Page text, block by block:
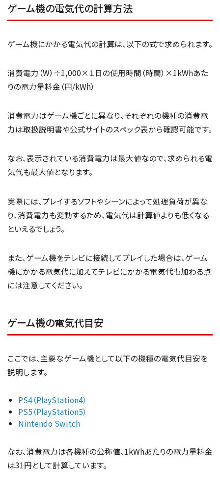
ゲーム機の電気代の計算方法
ゲーム機にかかる電気代の計算は、以下の式で求められます。
消費電力（W）÷1,000×１日の使用時間（時間）×1kWhあた
りの電力量料金（円/kWh）
消費電力はゲーム機ごとに異なり、それぞれの機種の消費電
力は取扱説明書や公式サイトのスペック表から確認可能です。
なお、表示されている消費電力は最大値なので、求められる電
気代も最大値となります。
実際には、プレイするソフトやシーンによって処理負荷が異な
り、消費電力も変動するため、電気代は計算値よりも低くなる
といえるでしょう。
また、ゲーム機をテレビに接続してプレイした場合は、ゲーム
機にかかる電気代に加えてテレビにかかる電気代も加わる点
には注意してください。
ゲーム機の電気代目安
ここでは、主要なゲーム機として以下の機種の電気代目安を
説明します。
PS4（PlayStation4）
PS5（PlayStation5）
Nintendo Switch
なお、消費電力は各機種の公称値、1kWhあたりの電力量料金
は31円として計算しています。